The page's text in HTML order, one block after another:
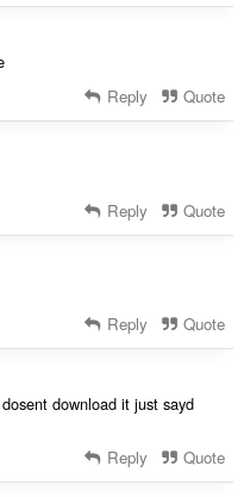
Reply Quote
Reply Quote
Reply Quote
download it just sayd
Reply Quote